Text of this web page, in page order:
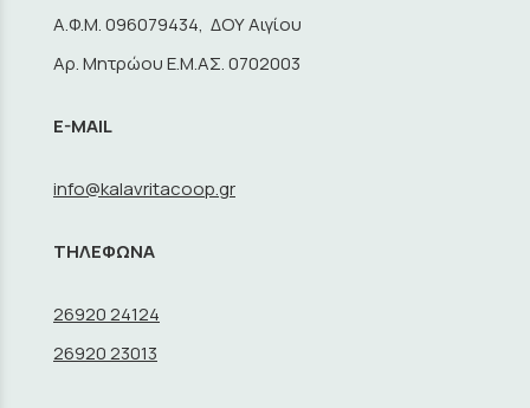
A.Φ.Μ. 096079434, ΔΟΥ Αιγίου
Αρ. Μητρώου Ε.Μ.ΑΣ. 0702003
E-MAIL
info@kalavritacoop.gr
ΤΗΛΕΦΩΝΑ
26920 24124
26920 23013